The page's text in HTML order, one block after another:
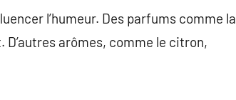
l’humeur. Des parfums comme la
arômes, comme le citron,